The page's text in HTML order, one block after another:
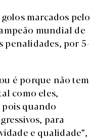
marcados pelo
mundial de
penalidades, por 5-
é porque não tem
como eles,
pois quando
para
e qualidade”,